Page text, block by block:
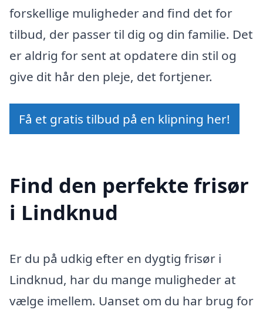
forskellige muligheder and find det for
tilbud, der passer til dig og din familie. Det
er aldrig for sent at opdatere din stil og
give dit hår den pleje, det fortjener.
Få et gratis tilbud på en klipning her!
Find den perfekte frisør
i Lindknud
Er du på udkig efter en dygtig frisør i
Lindknud, har du mange muligheder at
vælge imellem. Uanset om du har brug for